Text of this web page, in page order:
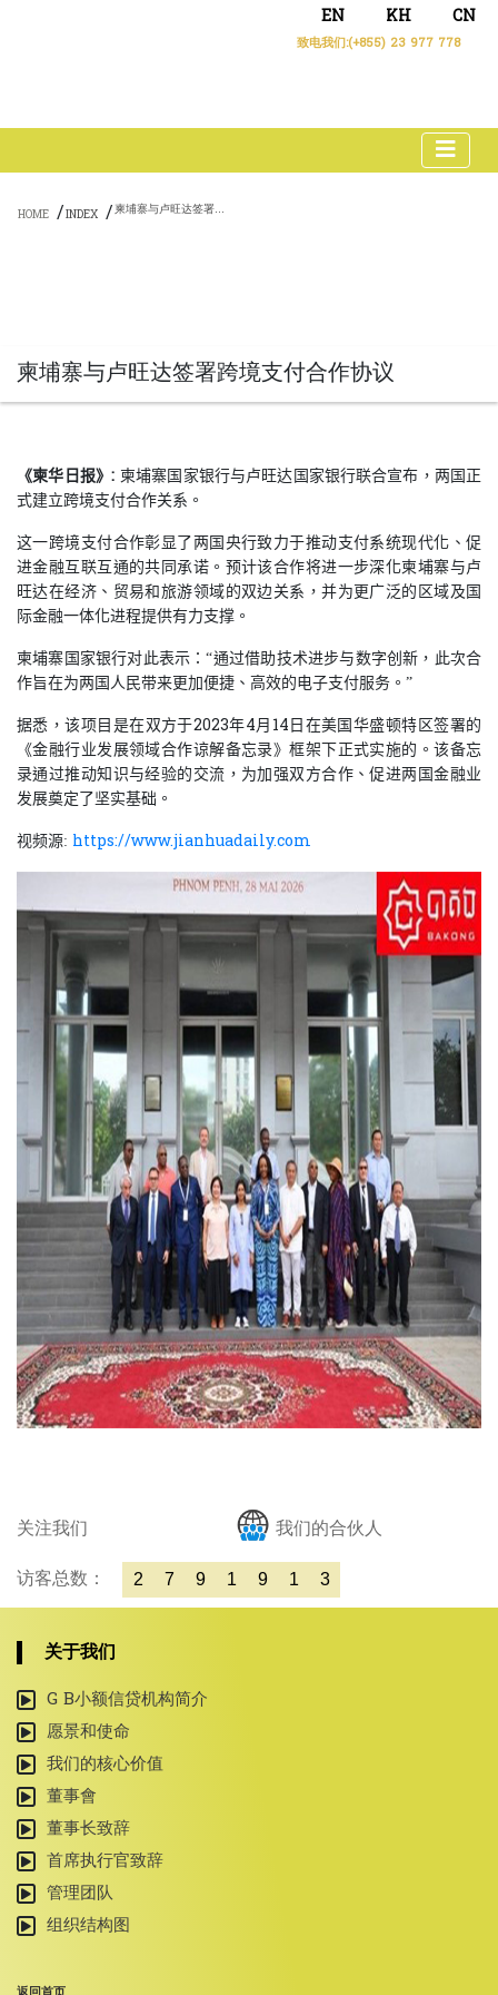
EN KH CN
致电我们:(+855) 23 977 778
HOME /INDEX / 柬埔寨与卢旺达签署跨境支付合作协议
柬埔寨与卢旺达签署跨境支付合作协议
《柬华日报》:柬埔寨国家银行与卢旺达国家银行联合宣布，两国正
式建立跨境支付合作关系。
这一跨境支付合作彰显了两国央行致力于推动支付系统现代化、促
进金融互联互通的共同承诺。预计该合作将进一步深化柬埔寨与卢
旺达在经济、贸易和旅游领域的双边关系，并为更广泛的区域及国
际金融一体化进程提供有力支撑。
柬埔寨国家银行对此表示：“通过借助技术进步与数字创新，此次合
作旨在为两国人民带来更加便捷、高效的电子支付服务。 ”
据悉，该项目是在双方于2023年4月14日在美国华盛顿特区签署的
《金融行业发展领域合作谅解备忘录》框架下正式实施的。该备忘
录通过推动知识与经验的交流，为加强双方合作、促进两国金融业
发展奠定了坚实基础。
视频源: https://www.jianhuadaily.com
关注我们
我们的合伙人
访客总数：
2 7 9 1 9 1 3
关于我们
G B小额信贷机构简介
愿景和使命
我们的核心价值
董事會
董事长致辞
首席执行官致辞
管理团队
组织结构图